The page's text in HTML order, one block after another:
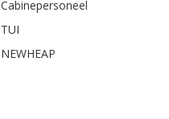
Cabinepersoneel
TUI
NEWHEAP